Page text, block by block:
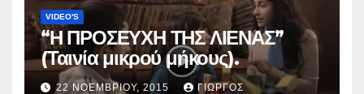
VIDEO'S
“Η ΠΡΟΣΕΥΧΗ ΤΗΣ ΛΙΕΝΑΣ”
(Ταινία μικρού μήκους).
22 ΝΟΕΜΒΡΊΟΥ, 2015 ΓΙΏΡΓΟΣ